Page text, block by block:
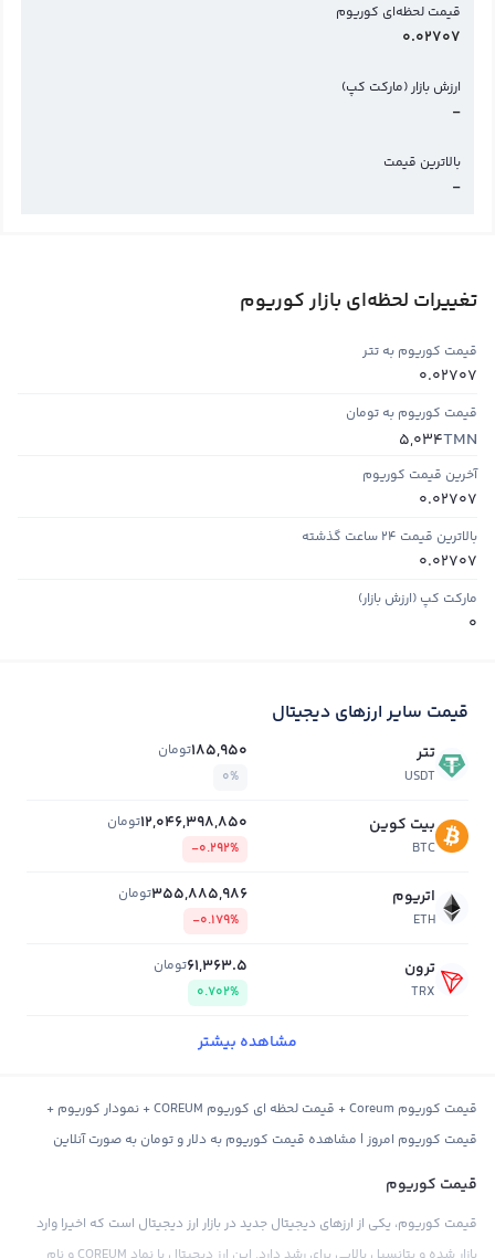
قیمت لحظه‌ای کوریوم
0.02707
ارزش بازار (مارکت کپ)
-
بالاترین قیمت
-
تغییرات لحظه‌ای بازار کوریوم
قیمت کوریوم به تتر
0.02707
قیمت کوریوم به تومان
TMN
5,034
آخرین قیمت کوریوم
0.02707
بالاترین قیمت ۲۴ ساعت گذشته
0.02707
مارکت کپ (ارزش بازار)
0
قیمت سایر ارزهای دیجیتال
تتر
USDT
185,950تومان
0%
بیت کوین
BTC
12,046,398,850تومان
-0.292%
اتریوم
ETH
355,885,986تومان
-0.179%
ترون
TRX
61,363.5تومان
0.702%
مشاهده بیشتر
قیمت کوریوم Coreum + قیمت لحظه ای کوریوم COREUM + نمودار کوریوم +
قیمت کوریوم امروز | مشاهده قیمت کوریوم به دلار و تومان به صورت آنلاین
قیمت کوریوم
قیمت کوریوم، یکی از ارزهای دیجیتال جدید در بازار ارز دیجیتال است که اخیرا وارد